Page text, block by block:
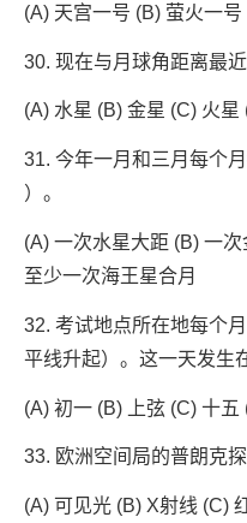
(A) 天宫一号 (B) 萤火一
30. 现在与月球角距离最近
(A) 水星 (B) 金星 (C) 火星
31. 今年一月和三月每个
）。
(A) 一次水星大距 (B) 一
至少一次海王星合月
32. 考试地点所在地每个
平线升起）。这一天发生
(A) 初一 (B) 上弦 (C) 十五
33. 欧洲空间局的普朗克
(A) 可见光 (B) X射线 (C)